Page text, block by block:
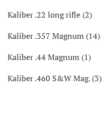
Kaliber .22 long rifle (2)
Kaliber .357 Magnum (14)
Kaliber .44 Magnum (1)
Kaliber .460 S&W Mag. (3)